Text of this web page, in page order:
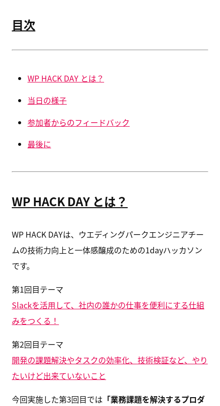
目次
WP HACK DAY とは？
当日の様子
参加者からのフィードバック
最後に
WP HACK DAY とは？
WP HACK DAYは、ウエディングパークエンジニアチー
ムの技術力向上と一体感醸成のための1dayハッカソン
です。
第1回目テーマ
Slackを活用して、社内の誰かの仕事を便利にする仕組
みをつくる！
第2回目テーマ
開発の課題解決やタスクの効率化、技術検証など、やり
たいけど出来ていないこと
今回実施した第3回目では 「業務課題を解決するプロダ